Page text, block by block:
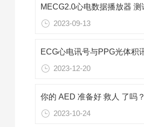
2023-09-13
2023-12-20
你的 AED 准备好 救人 了吗？
2023-10-24